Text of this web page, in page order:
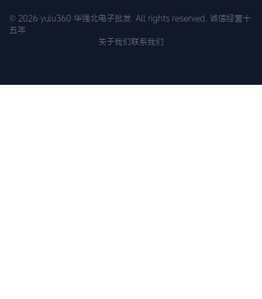
© 2026 yulu360 华强北电子批发. All rights reserved. 诚信经营十
五年
关于我们联系我们